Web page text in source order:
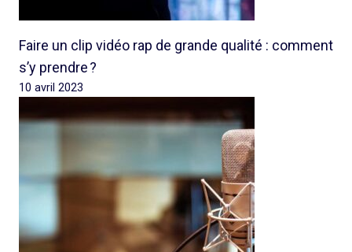
Faire un clip vidéo rap de grande qualité : comment
s’y prendre ?
10 avril 2023